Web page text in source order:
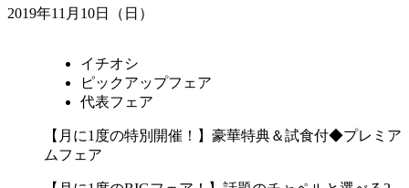
2019年11月10日（日）
イチオシ
ピックアップフェア
代表フェア
【月に1度の特別開催！】豪華特典＆試食付◆プレミア
ムフェア